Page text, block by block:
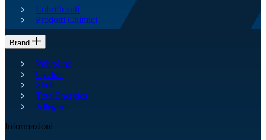
Lubrificanti
Prodotti Chimici
Brand
Valvoline
Cyclon
Shell
TotalEnergies
Allegrini
Informazioni